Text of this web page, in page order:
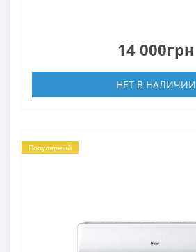
14 000грн
НЕТ В НАЛИЧИИ
Популярный